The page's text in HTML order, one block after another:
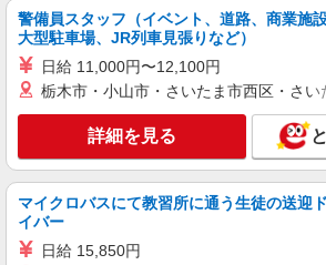
派遣社員
株式会社kotrio /●HR-H-2078482
土橋駅のデイサービス★
夜はおうち時間
時給1350円〜1937円
通費全支給(ガソリン代含
広島市中区
警備員スタッフ（イベント、道路、商業施設
大型駐車場、JR列車見張りなど）
日給 11,000円〜12,100円
栃木市・小山市・さいたま市西区・さ
詳細を見る
マイクロバスにて教習所に通う生徒の送迎
イバー
日給 15,850円